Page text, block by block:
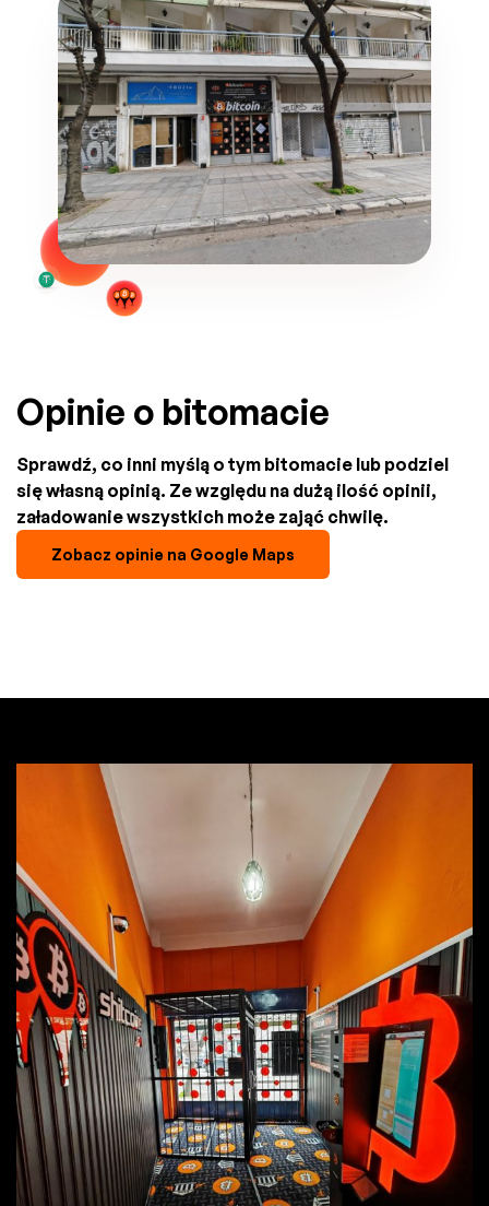
Opinie o bitomacie
Sprawdź, co inni myślą o tym bitomacie lub podziel
się własną opinią. Ze względu na dużą ilość opinii,
załadowanie wszystkich może zająć chwilę.
Zobacz opinie na Google Maps